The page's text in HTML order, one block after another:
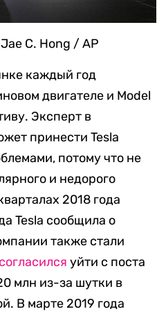
C. Hong / AP
каждый год
двигателе и Model
Эксперт в
принести Tesla
потому что не
и недорого
2018 года
Tesla сообщила о
также стали
согласился уйти с поста
млн из-за шутки в
В марте 2019 года